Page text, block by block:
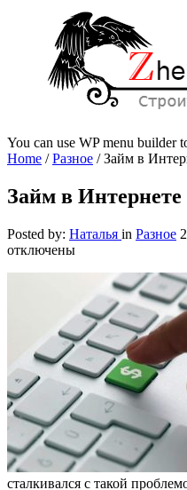
You can use WP menu builder
Home /Разное /Займ в
Займ в Интернете
Posted by: Наталья in Разное
отключены
сталкивался с такой